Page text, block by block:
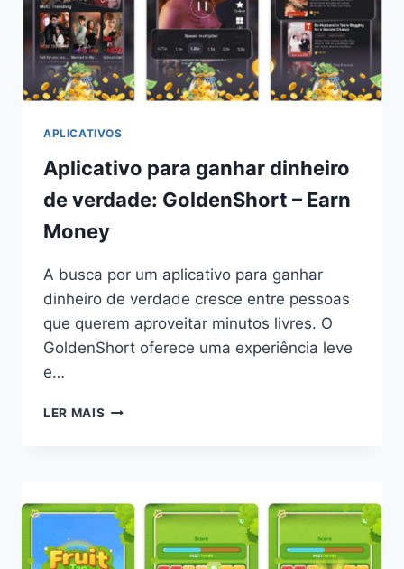
APLICATIVOS
Aplicativo para ganhar dinheiro
de verdade: GoldenShort – Earn
Money
A busca por um aplicativo para ganhar
dinheiro de verdade cresce entre pessoas
que querem aproveitar minutos livres. O
GoldenShort oferece uma experiência leve
e…
LER MAIS APLICATIVO
VERDADE:
GOLDENSHORT
EARN